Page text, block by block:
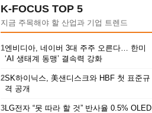
K-FOCUS TOP 5
지금 주목해야 할 산업과 기업 트렌드
1엔비디아, 네이버 3대 주주 오른다… 한미
‘AI 생태계 동맹’ 결속력 강화
2SK하이닉스, 美샌디스크와 HBF 첫 표준규
격 공개
3LG전자 “못 따라 할 것” 반사율 0.5% OLED